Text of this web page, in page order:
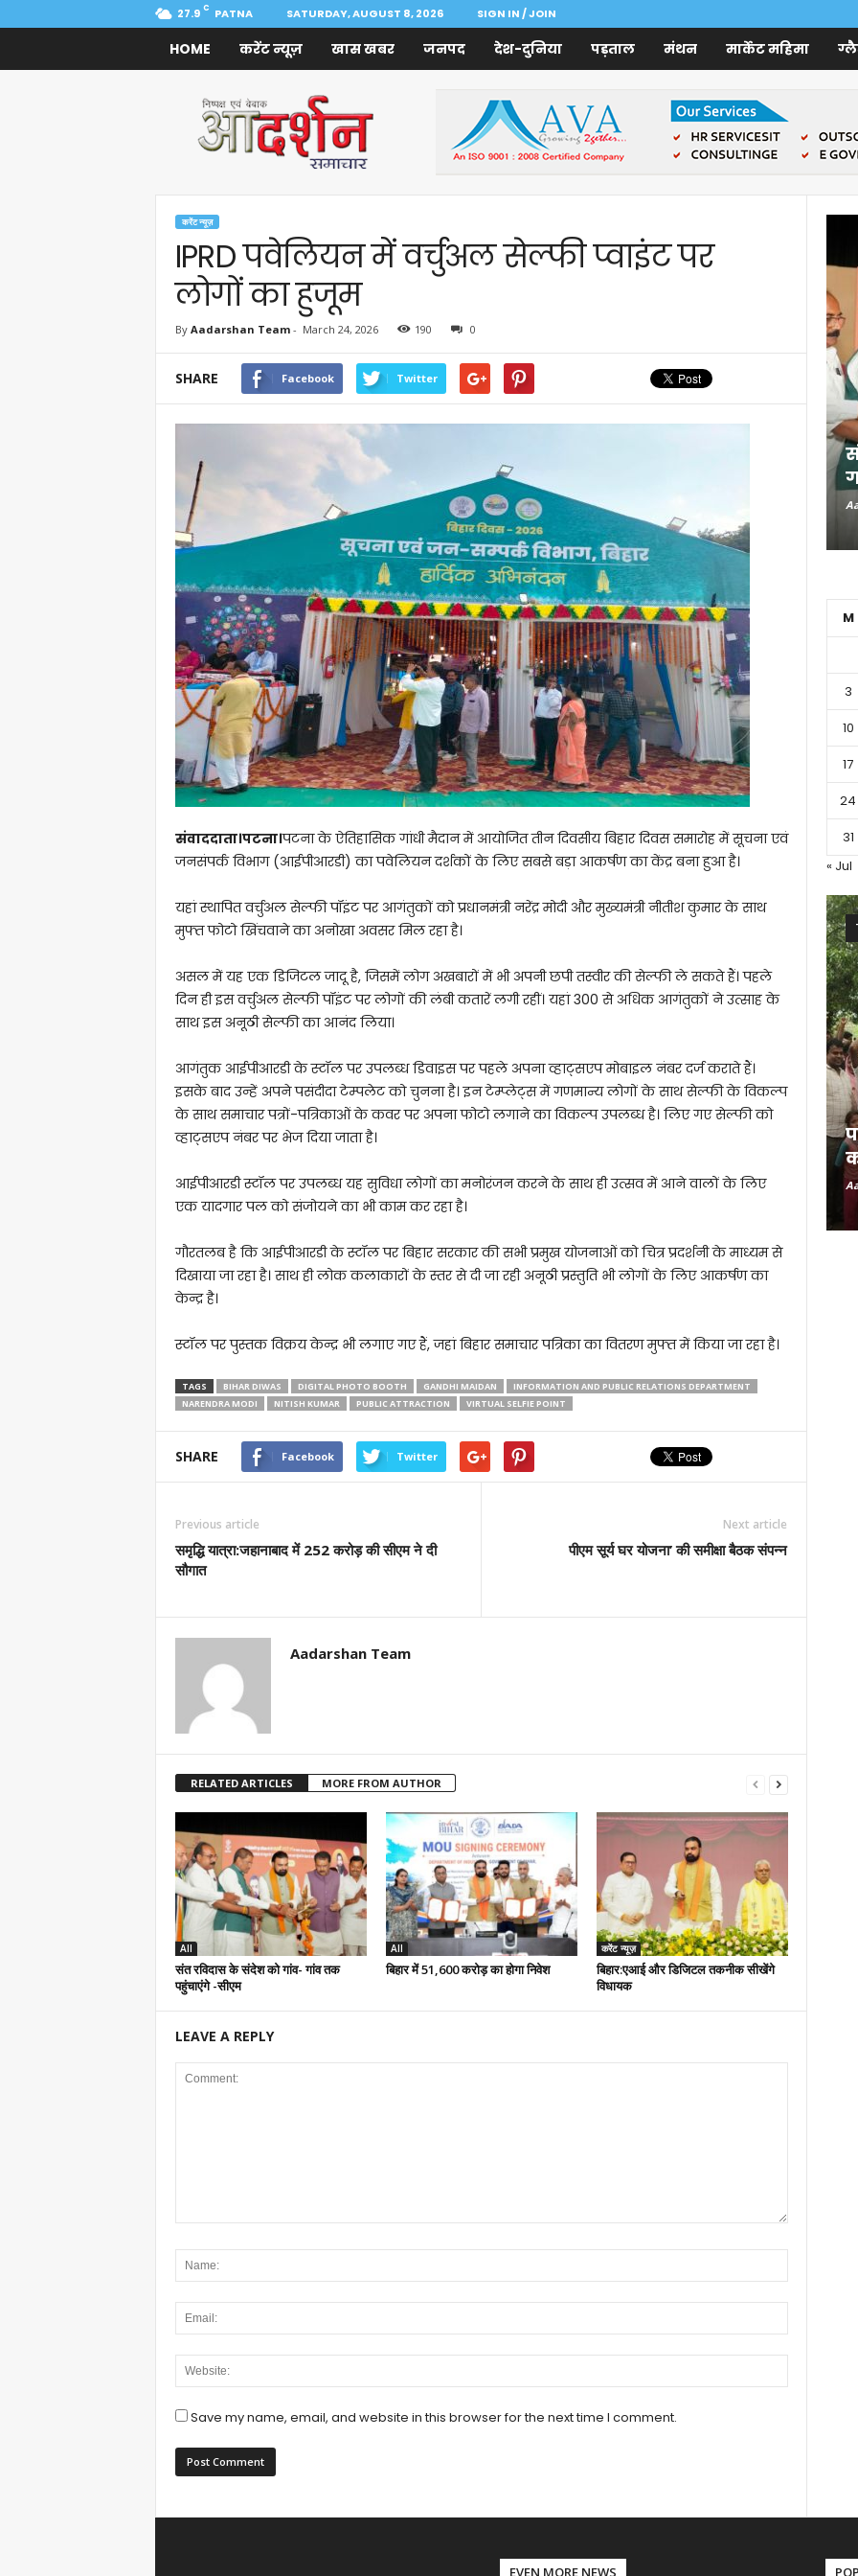
27.9 C PATNA SATURDAY, AUGUST 8, 2026 SIGN IN / JOIN
HOME करेंट न्यूज़ खास खबर जनपद देश-दुनिया पड़ताल मंथन मार्केट महिमा
Samachar
करेंट न्यूज़
IPRD पवेलियन में वर्चुअल सेल्फी प्वाइंट पर
लोगों का हुजूम
By Aadarshan Team- March 24, 2026 190 0
SHARE Facebook Twitter
संवाददाता।पटना।पटना के ऐतिहासिक गांधी मैदान में आयोजित तीन दिवसीय बिहार दिवस समारोह में सूचना एवं
जनसंपर्क विभाग (आईपीआरडी) का पवेलियन दर्शकों के लिए सबसे बड़ा आकर्षण का केंद्र बना हुआ है।
यहां स्थापित वर्चुअल सेल्फी पॉइंट पर आगंतुकों को प्रधानमंत्री नरेंद्र मोदी और मुख्यमंत्री नीतीश कुमार के साथ
मुफ्त फोटो खिंचवाने का अनोखा अवसर मिल रहा है।
असल में यह एक डिजिटल जादू है, जिसमें लोग अखबारों में भी अपनी छपी तस्वीर की सेल्फी ले सकते हैं। पहले
दिन ही इस वर्चुअल सेल्फी पॉइंट पर लोगों की लंबी कतारें लगी रहीं। यहां 300 से अधिक आगंतुकों ने उत्साह के
साथ इस अनूठी सेल्फी का आनंद लिया।
आगंतुक आईपीआरडी के स्टॉल पर उपलब्ध डिवाइस पर पहले अपना व्हाट्सएप मोबाइल नंबर दर्ज कराते हैं।
इसके बाद उन्हें अपने पसंदीदा टेम्पलेट को चुनना है। इन टेम्प्लेट्स में गणमान्य लोगों के साथ सेल्फी के विकल्प
के साथ समाचार पत्रों-पत्रिकाओं के कवर पर अपना फोटो लगाने का विकल्प उपलब्ध है। लिए गए सेल्फी को
व्हाट्सएप नंबर पर भेज दिया जाता है।
आईपीआरडी स्टॉल पर उपलब्ध यह सुविधा लोगों का मनोरंजन करने के साथ ही उत्सव में आने वालों के लिए
एक यादगार पल को संजोयने का भी काम कर रहा है।
गौरतलब है कि आईपीआरडी के स्टॉल पर बिहार सरकार की सभी प्रमुख योजनाओं को चित्र प्रदर्शनी के माध्यम से
दिखाया जा रहा है। साथ ही लोक कलाकारों के स्तर से दी जा रही अनूठी प्रस्तुति भी लोगों के लिए आकर्षण का
केन्द्र है।
स्टॉल पर पुस्तक विक्रय केन्द्र भी लगाए गए हैं, जहां बिहार समाचार पत्रिका का वितरण मुफ्त में किया जा रहा है।
TAGS BIHAR DIWAS DIGITAL PHOTO BOOTH GANDHI MAIDAN
INFORMATION AND PUBLIC RELATIONS DEPARTMENT
NARENDRA MODI
NITISH KUMAR PUBLIC ATTRACTION VIRTUAL SELFIE POINT
SHARE Facebook Twitter
Previous article
समृद्धि यात्रा:जहानाबाद में 252 करोड़ की सीएम ने दी
सौगात
Next article
पीएम सूर्य घर योजना’ की समीक्षा बैठक संपन्न
Aadarshan Team
RELATED ARTICLES MORE FROM AUTHOR
All
संत रविदास के संदेश को गांव- गांव तक
पहुंचाएंगे -सीएम
All
बिहार में 51,600 करोड़ का होगा निवेश
करेंट न्यूज़
बिहार:एआई और डिजिटल तकनीक सीखेंगे
विधायक
LEAVE A REPLY
Save my name, email, and website in this browser for the next time I comment.
M
3
10
17
24
31
« Jul
EVEN MORE NEWS